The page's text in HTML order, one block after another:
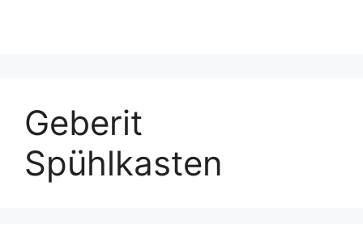
Geberit
Spühlkasten